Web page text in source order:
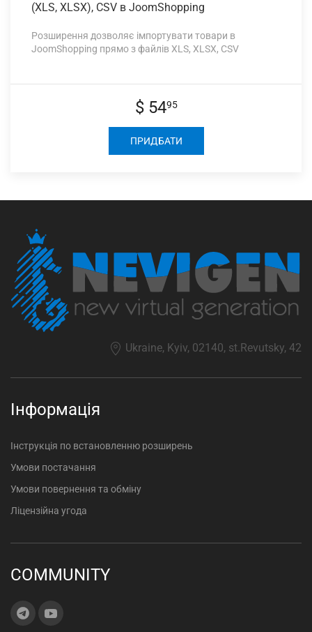
(XLS, XLSX), CSV в JoomShopping
Розширення дозволяє імпортувати товари в
JoomShopping прямо з файлів XLS, XLSX, CSV
$ 5495
ПРИДБАТИ
Ukraine, Kyiv, 02140, st.Revutsky, 42
Інформація
Інструкція по встановленню розширень
Умови постачання
Умови повернення та обміну
Ліцензійна угода
COMMUNITY